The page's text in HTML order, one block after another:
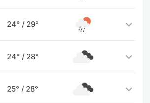
24° / 29°
24° / 28°
25° / 28°